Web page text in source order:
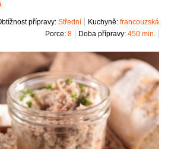
Kuchyně: francouzská
přípravy: Střední
Doba přípravy: 450 min.
Porce: 8